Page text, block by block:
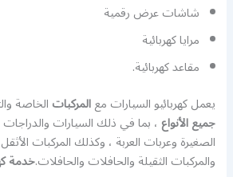
شاشات عرض رقمية
مرايا كهربائية
مقاعد كهربائية.
يعمل كهربائيو السيارات معالمركباتالخاصة
جميع الأنواع ، بما في ذلك السيارات والدراجات
الصغيرة وعربات العربة ، وكذلك المركبات
والمركبات الثقيلة والحافلات والحافلات.خدمة